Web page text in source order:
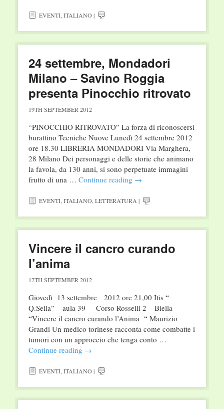
EVENTI,ITALIANO|
24 settembre, Mondadori
Milano – Savino Roggia
presenta Pinocchio ritrovato
19TH SEPTEMBER 2012
“PINOCCHIO RITROVATO” La forza di riconoscersi
burattino Tecniche Nuove Lunedì 24 settembre 2012
ore 18.30 LIBRERIA MONDADORI Via Marghera,
28 Milano Dei personaggi e delle storie che animano
la favola, da 130 anni, si sono perpetuate immagini
frutto di una … Continue reading →
EVENTI, ITALIANO, LETTERATURA |
Vincere il cancro curando
l’anima
12TH SEPTEMBER 2012
Giovedì 13 settembre 2012 ore 21,00 Itis “
Q.Sella” – aula 39 – Corso Rosselli 2 – Biella
“Vincere il cancro curando l’Anima “ Maurizio
Grandi Un medico torinese racconta come combatte i
tumori con un approccio che tenga conto …
Continue reading →
EVENTI, ITALIANO|